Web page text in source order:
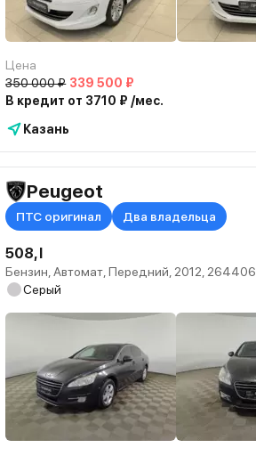
Цена
350 000 ₽ 339 500 ₽
В кредит от 3710 ₽ /мес.
Казань
Peugeot
ПТС оригинал Два владельца
508, I
Бензин, Автомат, Передний, 2012, 264406
Серый